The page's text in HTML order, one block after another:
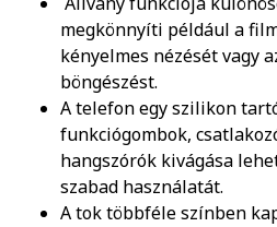
megkönnyíti például a
kényelmes nézését vagy
böngészést.
A telefon egy szilikon
funkciógombok,
hangszórók kivágása
szabad használatát.
A tok többféle színben